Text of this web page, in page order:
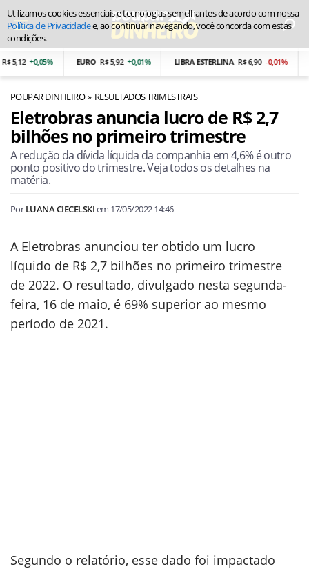
5,12 +0,05% EURO R$ 5,92 +0,01% LIBRA ESTERLINA R$ 6,90 -0,01%
POUPAR DINHEIRO RESULTADOS TRIMESTRAIS
Eletrobras anuncia lucro de R$ 2,7
bilhões no primeiro trimestre
A redução da dívida líquida da companhia em 4,6% é outro
ponto positivo do trimestre. Veja todos os detalhes na
matéria.
PorLUANA CIECELSKIem 17/05/2022 14:46
A Eletrobras anunciou ter obtido um lucro
líquido de R$ 2,7 bilhões no primeiro trimestre
de 2022. O resultado, divulgado nesta segunda-
feira, 16 de maio, é 69% superior ao mesmo
período de 2021.
Segundo o relatório, esse dado foi impactado
Utilizamos cookies essenciais e tecnologias semelhantes de acordo com nossa
Política de Privacidadee, ao continuar navegando, você concorda com estas
condições.